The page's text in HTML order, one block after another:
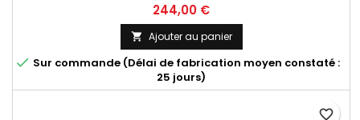
Prix
244,00 €
 Ajouter au panier
 Sur commande (Délai de fabrication moyen constaté :
25 jours)
favorite_border